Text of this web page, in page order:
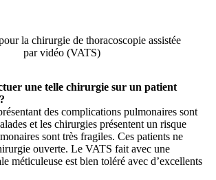
la chirurgie de thoracoscopie assistée
par vidéo (VATS)
une telle chirurgie sur un patient
des complications pulmonaires sont
et les chirurgies présentent un risque
sont très fragiles. Ces patients ne
ouverte. Le VATS fait avec une
méticuleuse est bien toléré avec d’excellents